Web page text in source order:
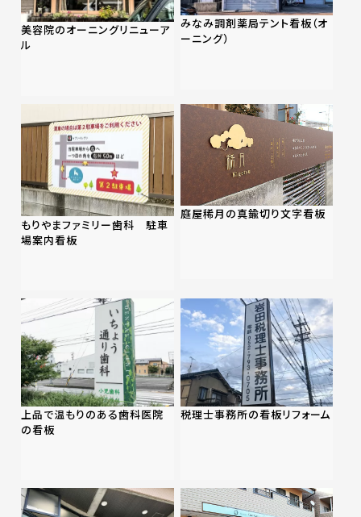
美容院のオーニングリニューア
ル
みなみ調剤薬局テント看板（オ
ーニング）
もりやまファミリー歯科 駐車
場案内看板
庭屋稀月の真鍮切り文字看板
上品で温もりのある歯科医院
の看板
税理士事務所の看板リフォーム